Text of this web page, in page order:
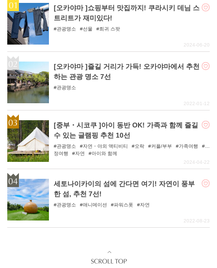
[오카야마 ]쇼핑부터 맛집까지! 쿠라시키 데님 스
트리트가 재미있다!
관광명소 선물 희귀 스팟
2024-06-20
[오카야마 ]즐길 거리가 가득! 오카야마에서 추천
하는 관광 명소 7선
관광명소
2022-01-12
[중부・시코쿠 ]아이 동반 OK! 가족과 함께 즐길
수 있는 글램핑 추천 10선
관광명소 자연・야외 액티비티 오락 커플/부부 가족여행
정여행
자연
아이와 함께
2024-04-22
세토나이카이의 섬에 간다면 여기! 자연이 풍부
한 섬, 추천 7선!
관광명소 애니메이션 파워스폿 자연
2022-08-23